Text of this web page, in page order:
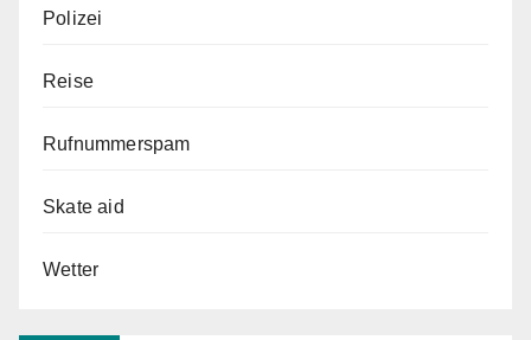
Polizei
Reise
Rufnummerspam
Skate aid
Wetter